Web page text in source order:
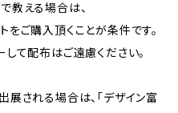
教える場合は、
をご購入頂くことが条件です。
て配布はご遠慮ください。
される場合は、「デザイン富